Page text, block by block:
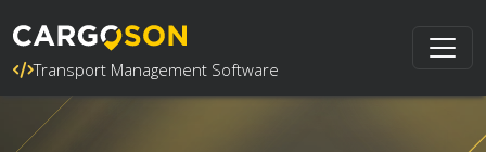
Transport Management Software